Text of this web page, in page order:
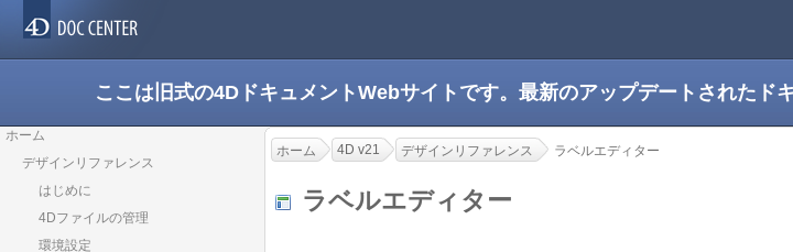
ここは旧式の4DドキュメントWebサイトです。最新のアップデートされた
ホーム
デザインリファレンス
はじめに
4Dファイルの管理
環境設定
ホーム 4D v21 デザインリファレンス ラベルエディター
ラベルエディター